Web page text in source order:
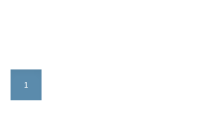
1